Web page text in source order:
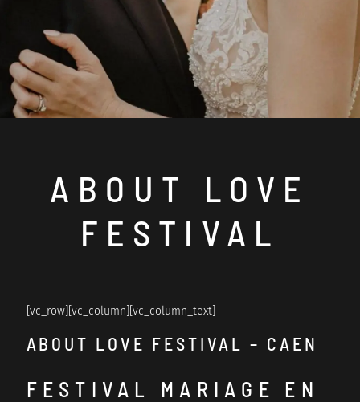
ABOUT LOVE
FESTIVAL
[vc_row][vc_column][vc_column_text]
ABOUT LOVE FESTIVAL – CAEN
FESTIVAL MARIAGE EN
PRESTATIONS & TARIFS
RÉALISATIONS
CONTACT
BE HAPPIX WEDDING
VINCENT BAILLEUL